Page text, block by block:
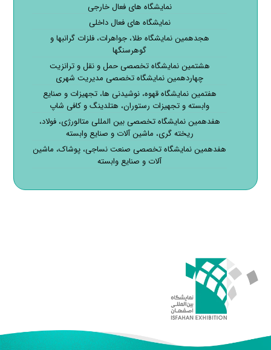
نمایشگاه های فعال خارجی
نمایشگاه های فعال داخلی
هجدهمین نمایشگاه طلا، جواهرات، فلزات گرانبها و
گوهرسنگها
هشتمین نمایشگاه تخصصی حمل و نقل و ترانزیت
چهاردهمین نمایشگاه تخصصی مدیریت شهری
هفتمین نمایشگاه قهوه، نوشیدنی ها، تجهیزات و صنایع
وابسته و تجهیزات رستوران، هتلدینگ و کافی شاپ
هفدهمین نمایشگاه تخصصی بین المللی متالورژی، فولاد،
ریخته گری، ماشین آلات و صنایع وابسته
هفدهمین نمایشگاه تخصصی صنعت نساجی، پوشاک، ماشین
آلات و صنایع وابسته